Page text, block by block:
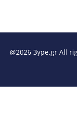
@2026 3ype.gr All